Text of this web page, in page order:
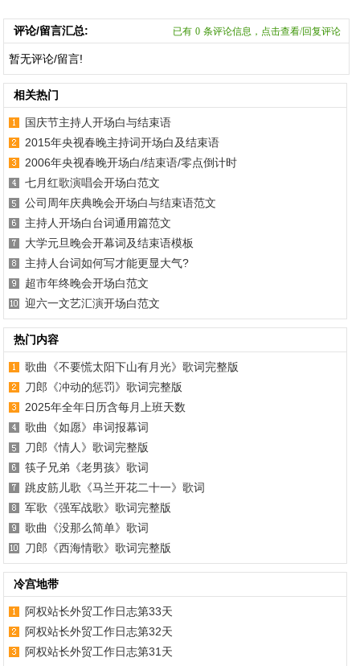
评论/留言汇总: 已有 0 条评论信息，点击查看/回复评论
暂无评论/留言!
相关热门
国庆节主持人开场白与结束语
2015年央视春晚主持词开场白及结束语
2006年央视春晚开场白/结束语/零点倒计时
七月红歌演唱会开场白范文
公司周年庆典晚会开场白与结束语范文
主持人开场白台词通用篇范文
大学元旦晚会开幕词及结束语模板
主持人台词如何写才能更显大气?
超市年终晚会开场白范文
迎六一文艺汇演开场白范文
热门内容
歌曲《不要慌太阳下山有月光》歌词完整版
刀郎《冲动的惩罚》歌词完整版
2025年全年日历含每月上班天数
歌曲《如愿》串词报幕词
刀郎《情人》歌词完整版
筷子兄弟《老男孩》歌词
跳皮筋儿歌《马兰开花二十一》歌词
军歌《强军战歌》歌词完整版
歌曲《没那么简单》歌词
刀郎《西海情歌》歌词完整版
冷宫地带
阿权站长外贸工作日志第33天
阿权站长外贸工作日志第32天
阿权站长外贸工作日志第31天